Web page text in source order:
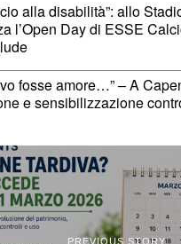
alla disabilità”: allo
l’Open Day di ESSE
fosse amore…” – A
e sensibilizzazione
PREVIOUS STORY